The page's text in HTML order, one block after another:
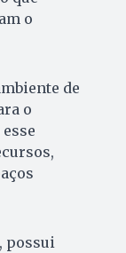
o
de
o
possui